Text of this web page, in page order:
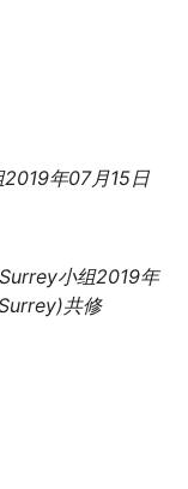
年07月15日
小组2019年
共修